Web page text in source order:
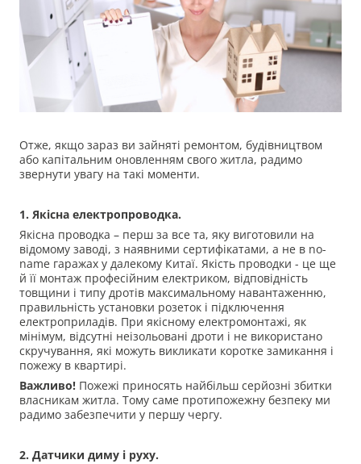
Отже, якщо зараз ви зайняті ремонтом, будівництвом
або капітальним оновленням свого житла, радимо
звернути увагу на такі моменти.
1. Якісна електропроводка.
Якісна проводка – перш за все та, яку виготовили на
відомому заводі, з наявними сертифікатами, а не в no-
name гаражах у далекому Китаї. Якість проводки - це ще
й її монтаж професійним електриком, відповідність
товщини і типу дротів максимальному навантаженню,
правильність установки розеток і підключення
електроприладів. При якісному електромонтажі, як
мінімум, відсутні неізольовані дроти і не використано
скручування, які можуть викликати коротке замикання і
пожежу в квартирі.
Важливо! Пожежі приносять найбільш серйозні збитки
власникам житла. Тому саме протипожежну безпеку ми
радимо забезпечити у першу чергу.
2. Датчики диму і руху.